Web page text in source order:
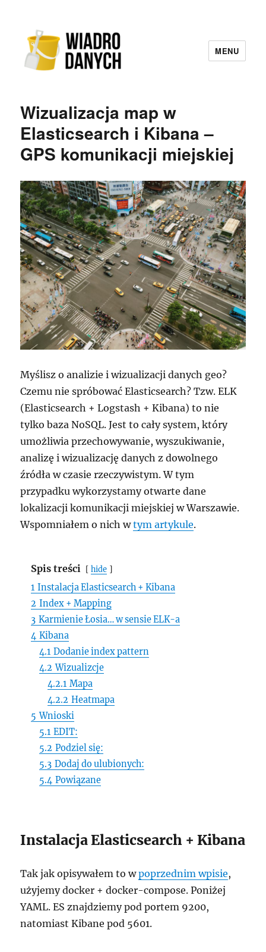
MENU
Wizualizacja map w
Elasticsearch i Kibana –
GPS komunikacji miejskiej
Myślisz o analizie i wizualizacji danych geo?
Czemu nie spróbować Elasticsearch? Tzw. ELK
(Elasticsearch + Logstash + Kibana) to nie
tylko baza NoSQL. Jest to cały system, który
umożliwia przechowywanie, wyszukiwanie,
analizę i wizualizację danych z dowolnego
źródła w czasie rzeczywistym. W tym
przypadku wykorzystamy otwarte dane
lokalizacji komunikacji miejskiej w Warszawie.
Wspomniałem o nich wtym artykule.
Spis treści hide
1 Instalacja Elasticsearch + Kibana
2 Index + Mapping
3 Karmienie Łosia… w sensie ELK-a
4 Kibana
4.1 Dodanie index pattern
4.2 Wizualizcje
4.2.1 Mapa
4.2.2 Heatmapa
5 Wnioski
5.1 EDIT:
5.2 Podziel się:
5.3 Dodaj do ulubionych:
5.4 Powiązane
Instalacja Elasticsearch + Kibana
Tak jak opisywałem to wpoprzednim wpisie,
użyjemy docker + docker-compose. Poniżej
YAML. ES znajdziemy pod portem 9200,
natomiast Kibane pod 5601.